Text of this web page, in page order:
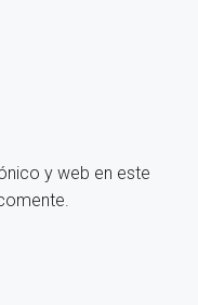
y web en este